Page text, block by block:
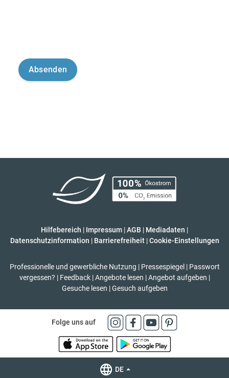
Hilfebereich | Impressum |AGB | Mediadaten |
Datenschutzinformation | Barrierefreiheit | Cookie-Einstellungen
Professionelle und gewerbliche Nutzung | Pressespiegel | Passwort
vergessen? | Feedback | Angebote lesen | Angebot aufgeben |
Gesuche lesen | Gesuch aufgeben
Folge uns auf
DE